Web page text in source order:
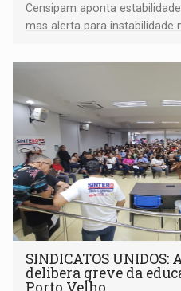
Censipam aponta
mas alerta para instabilidade
SINDICATOS UNIDOS:
delibera greve da
Porto Velho